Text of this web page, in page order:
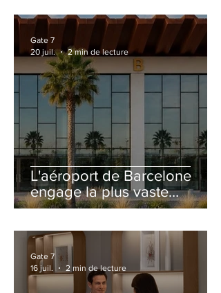
L'aéroport de Barcelone
engage la plus vaste
rénovation de son Terminal
Gate 7
20 juil.
2 min de lecture
Gate 7
16 juil.
2 min de lecture